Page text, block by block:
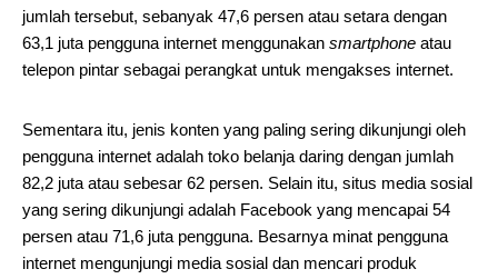
jumlah tersebut, sebanyak 47,6 persen atau setara dengan
63,1 juta pengguna internet menggunakan smartphone atau
telepon pintar sebagai perangkat untuk mengakses internet.
Sementara itu, jenis konten yang paling sering dikunjungi oleh
pengguna internet adalah toko belanja daring dengan jumlah
82,2 juta atau sebesar 62 persen. Selain itu, situs media sosial
yang sering dikunjungi adalah Facebook yang mencapai 54
persen atau 71,6 juta pengguna. Besarnya minat pengguna
internet mengunjungi media sosial dan mencari produk